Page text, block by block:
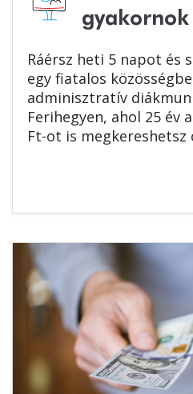
gyakornok
Ráérsz heti 5 napot és
egy fiatalos
adminisztratív
Ferihegyen, ahol 25 év
Ft-ot is megkereshetsz